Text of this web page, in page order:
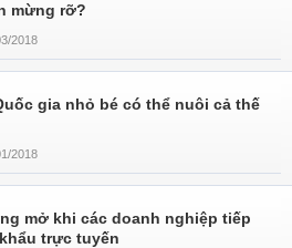
mừng rỡ?
2018
gia nhỏ bé có thể nuôi cả thế
2018
mở khi các doanh nghiệp tiếp
trực tuyến